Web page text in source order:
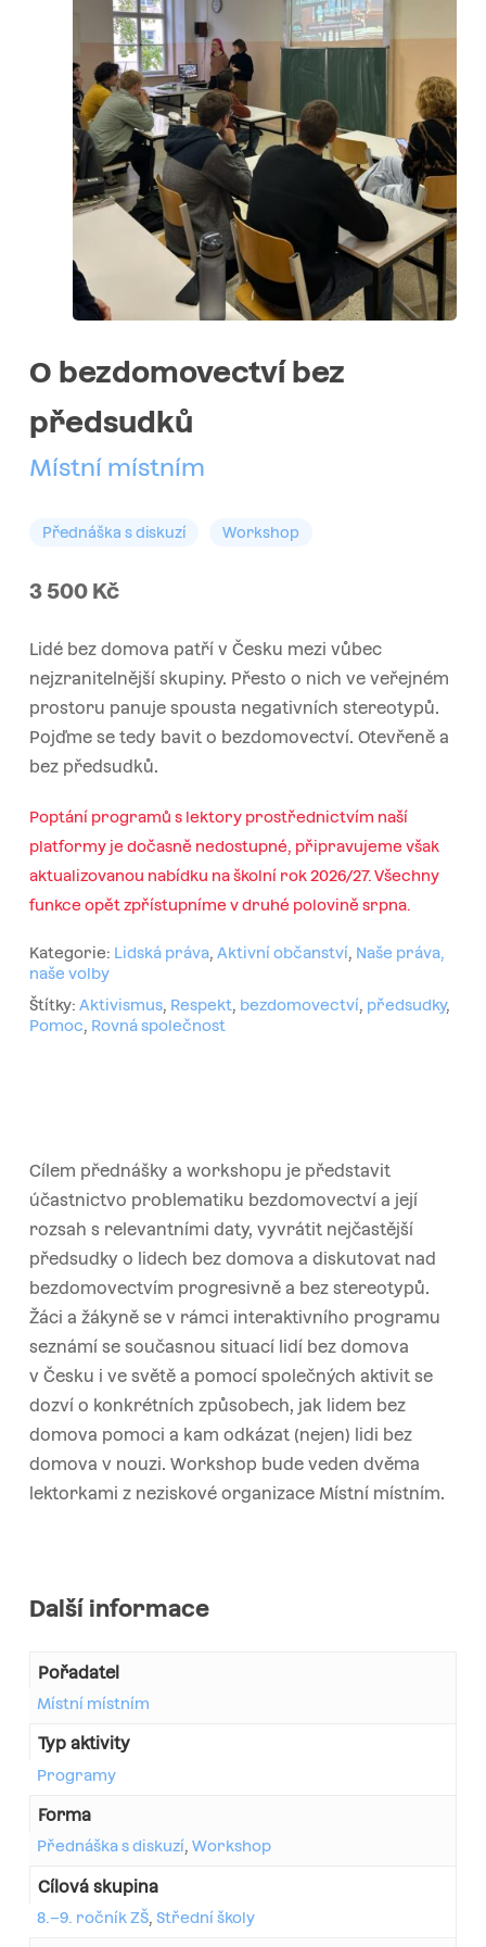
O bezdomovectví bez
předsudků
Místní místním
Přednáška s diskuzí Workshop
3 500 Kč
Lidé bez domova patří v Česku mezi vůbec
nejzranitelnější skupiny. Přesto o nich ve veřejném
prostoru panuje spousta negativních stereotypů.
Pojďme se tedy bavit o bezdomovectví. Otevřeně a
bez předsudků.
Poptání programů s lektory prostřednictvím naší
platformy je dočasně nedostupné, připravujeme však
aktualizovanou nabídku na školní rok 2026/27. Všechny
funkce opět zpřístupníme v druhé polovině srpna.
Kategorie: Lidská práva, Aktivní občanství, Naše práva,
naše volby
Štítky: Aktivismus, Respekt, bezdomovectví, předsudky,
Pomoc, Rovná společnost
Cílem přednášky a workshopu je představit
účastnictvo problematiku bezdomovectví a její
rozsah s relevantními daty, vyvrátit nejčastější
předsudky o lidech bez domova a diskutovat nad
bezdomovectvím progresivně a bez stereotypů.
Žáci a žákyně se v rámci interaktivního programu
seznámí se současnou situací lidí bez domova
v Česku i ve světě a pomocí společných aktivit se
dozví o konkrétních způsobech, jak lidem bez
domova pomoci a kam odkázat (nejen) lidi bez
domova v nouzi. Workshop bude veden dvěma
lektorkami z neziskové organizace Místní místním.
Další informace
Pořadatel
Místní místním
Typ aktivity
Programy
Forma
Přednáška s diskuzí, Workshop
Cílová skupina
8.–9. ročník ZŠ, Střední školy